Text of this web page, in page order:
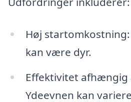
Høj
kan være dyr.
Effektivitet afhængig
Ydeevnen kan